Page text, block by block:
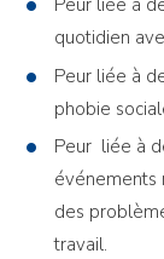
Peur liée à
quotidien
Peur liée à
phobie
Peur liée à
événements
des
travail.